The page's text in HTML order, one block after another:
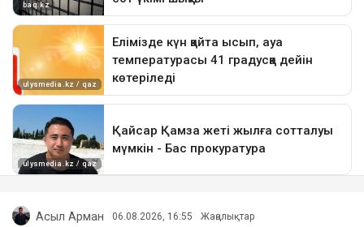
Асыл Арман 06.08.2026, 16:55 Жаңалықтар